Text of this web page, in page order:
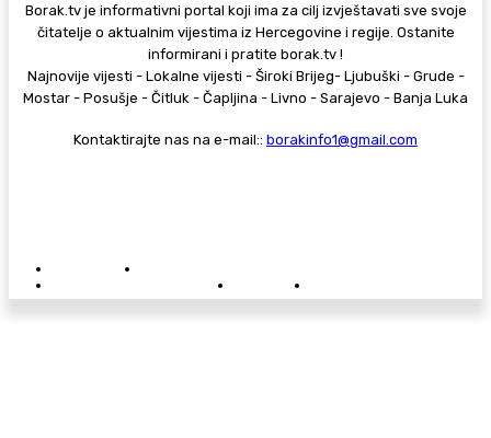
Borak.tv je informativni portal koji ima za cilj izvještavati sve svoje
čitatelje o aktualnim vijestima iz Hercegovine i regije. Ostanite
informirani i pratite borak.tv !
Najnovije vijesti - Lokalne vijesti - Široki Brijeg- Ljubuški - Grude -
Mostar - Posušje - Čitluk - Čapljina - Livno - Sarajevo - Banja Luka
Kontaktirajte nas na e-mail:: borakinfo1@gmail.com